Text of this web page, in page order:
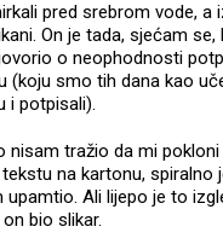
pred srebrom vode, a
On je tada, sjećam
o neophodnosti
(koju smo tih dana kao
i potpisali).
nisam tražio da mi pokloni
na kartonu, spiralno
upamtio. Ali lijepo je to
bio slikar.